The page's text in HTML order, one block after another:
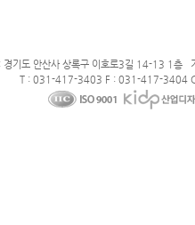
기도 안산사 상록구 이호로3길 14-13 1층
T : 031-417-3403 F : 031-417-3404